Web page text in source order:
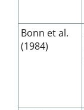
Bonn et al.
(1984)